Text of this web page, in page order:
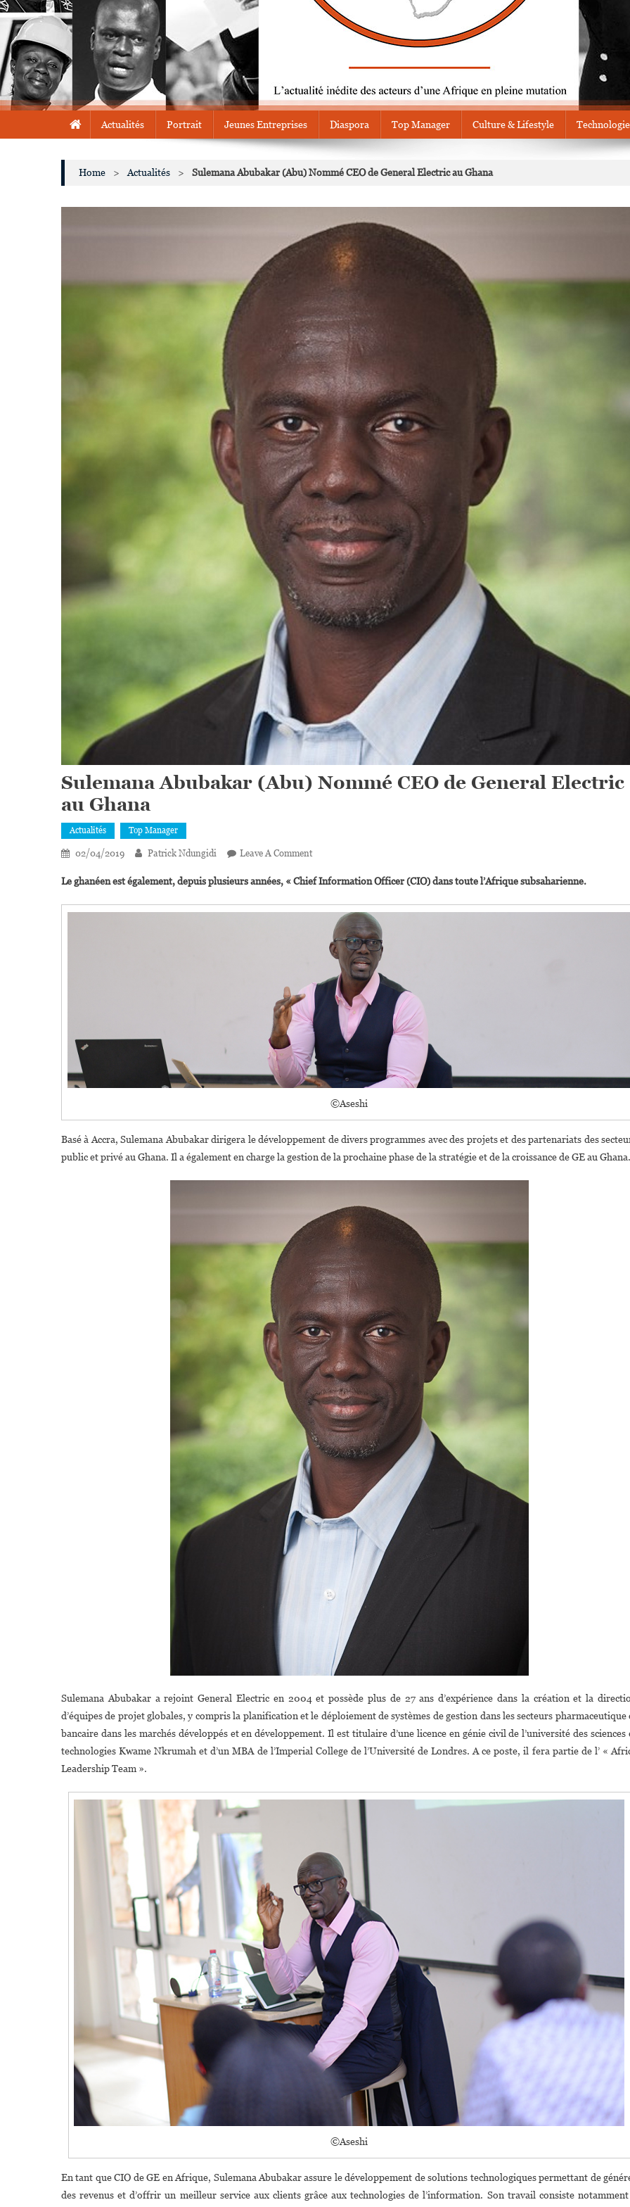
Actualités Portrait Jeunes Entreprises Diaspora Top Manager Culture & Lifestyle
Home > Actualités > Sulemana Abubakar (Abu) Nommé CEO de General Electric au Ghana
Sulemana Abubakar (Abu) Nommé CEO de General Electric
au Ghana
Actualités Top Manager
02/04/2019 Patrick Ndungidi Leave A CommentOn
Abubakar
Nommé
General
Electric
Au
Ghana
Le ghanéen est également, depuis plusieurs années, « Chief Information Officer (CIO) dans toute l’Afrique subsaharienne.
©Aseshi
Basé à Accra, Sulemana Abubakar dirigera le développement de divers programmes avec des projets et des partenariats des
public et privé au Ghana. Il a également en charge la gestion de la prochaine phase de la stratégie et de la croissance de GE au Ghana.
Sulemana Abubakar a rejoint General Electric en 2004 et possède plus de 27 ans d’expérience dans la création et la
d’équipes de projet globales, y compris la planification et le déploiement de systèmes de gestion dans les secteurs pharmaceutique
bancaire dans les marchés développés et en développement. Il est titulaire d’une licence en génie civil de l’université des sciences
technologies Kwame Nkrumah et d’un MBA de l’Imperial College de l’Université de Londres. A ce poste, il fera partie de l’ «
Leadership Team ».
©Aseshi
En tant que CIO de GE en Afrique, Sulemana Abubakar assure le développement de solutions technologiques permettant de
des revenus et d’offrir un meilleur service aux clients grâce aux technologies de l’information. Son travail consiste